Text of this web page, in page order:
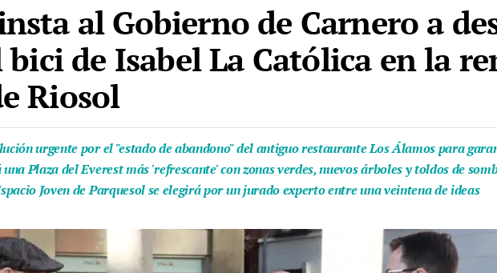
al Gobierno de Carnero a
de Isabel La Católica en la
Riosol
urgente por el "estado de abandono" del antiguo restaurante Los Álamos para
Plaza del Everest más 'refrescante' con zonas verdes, nuevos árboles y toldos de
Joven de Parquesol se elegirá por un jurado experto entre una veintena de ideas